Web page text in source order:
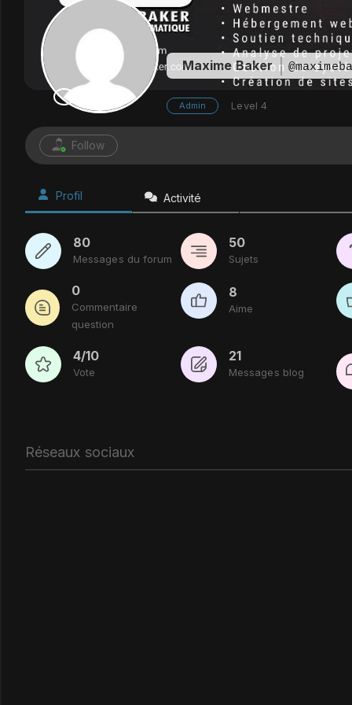
Maxime Baker
Admin Level 4
Follow
Profil Activité
80
Messages du forum
50
Sujets
0
Commentaire
question
8
Aime
4/10
Vote
21
Messages blog
Réseaux sociaux